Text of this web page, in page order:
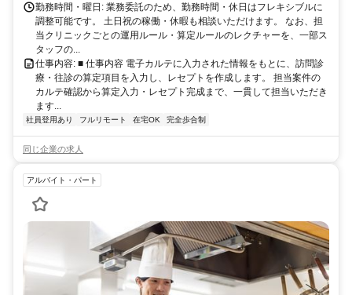
勤務時間・曜日: 業務委託のため、勤務時間・休日はフレキシブルに
調整可能です。 土日祝の稼働・休暇も相談いただけます。 なお、担
当クリニックごとの運用ルール・算定ルールのレクチャーを、一部ス
タッフの...
仕事内容: ■ 仕事内容 電子カルテに入力された情報をもとに、訪問診
療・往診の算定項目を入力し、レセプトを作成します。 担当案件の
カルテ確認から算定入力・レセプト完成まで、一貫して担当いただき
ます...
社員登用あり フルリモート 在宅OK 完全歩合制
同じ企業の求人
アルバイト・パート